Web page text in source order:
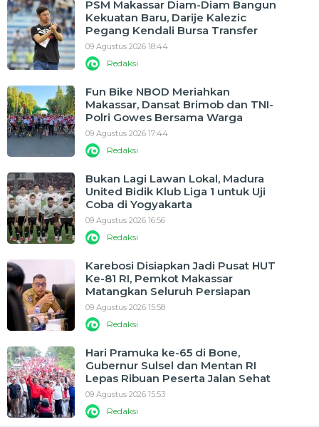
PSM Makassar Diam-Diam Bangun
Kekuatan Baru, Darije Kalezic
Pegang Kendali Bursa Transfer
09 Agustus 2026 18:44
Redaksi
Fun Bike NBOD Meriahkan
Makassar, Dansat Brimob dan TNI-
Polri Gowes Bersama Warga
09 Agustus 2026 17:44
Redaksi
Bukan Lagi Lawan Lokal, Madura
United Bidik Klub Liga 1 untuk Uji
Coba di Yogyakarta
09 Agustus 2026 16:56
Redaksi
Karebosi Disiapkan Jadi Pusat HUT
Ke-81 RI, Pemkot Makassar
Matangkan Seluruh Persiapan
09 Agustus 2026 15:58
Redaksi
Hari Pramuka ke-65 di Bone,
Gubernur Sulsel dan Mentan RI
Lepas Ribuan Peserta Jalan Sehat
09 Agustus 2026 15:53
Redaksi